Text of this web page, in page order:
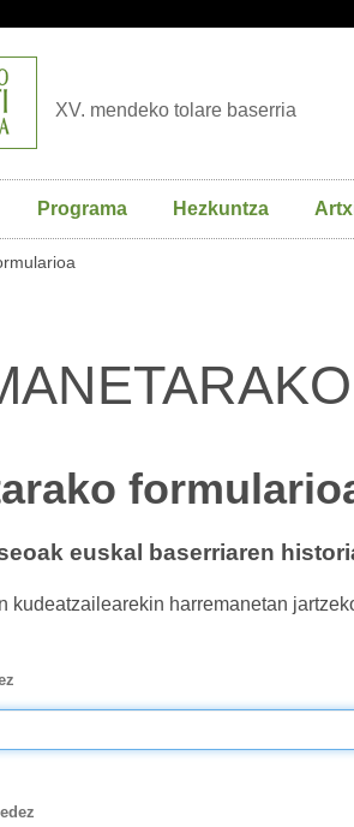
XV. mendeko tolare baserria
Programa Hezkuntza
euskal baserriaren
kudeatzailearekin harremanetan